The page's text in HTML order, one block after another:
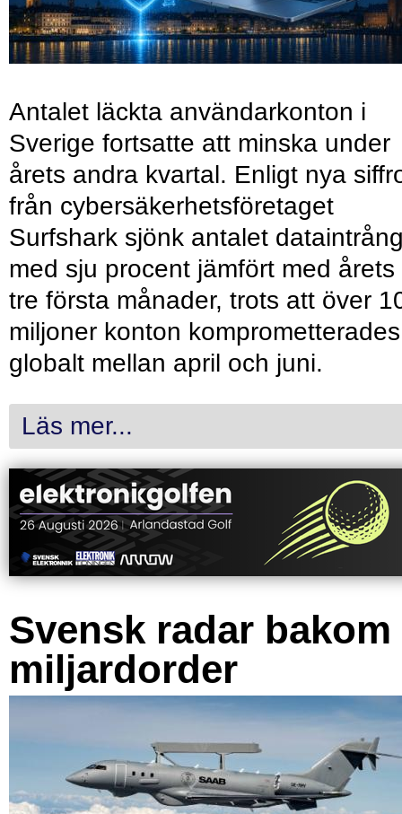
Antalet läckta användarkonton i
Sverige fortsatte att minska under
årets andra kvartal. Enligt nya
från cybersäkerhetsföretaget
Surfshark sjönk antalet
med sju procent jämfört med årets
tre första månader, trots att över
miljoner konton komprometterades
globalt mellan april och juni.
Läs mer...
Svensk radar bakom
miljardorder